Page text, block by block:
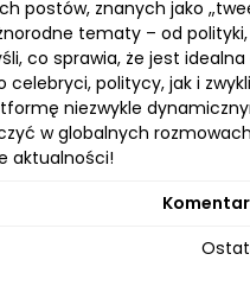
postów, znanych jako
tematy – od polityki,
co sprawia, że jest
politycy, jak i
niezwykle
w globalnych
aktualności!